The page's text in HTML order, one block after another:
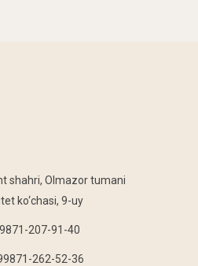
shahri, Olmazor tumani
ko‘chasi, 9-uy
207-91-40
262-52-36